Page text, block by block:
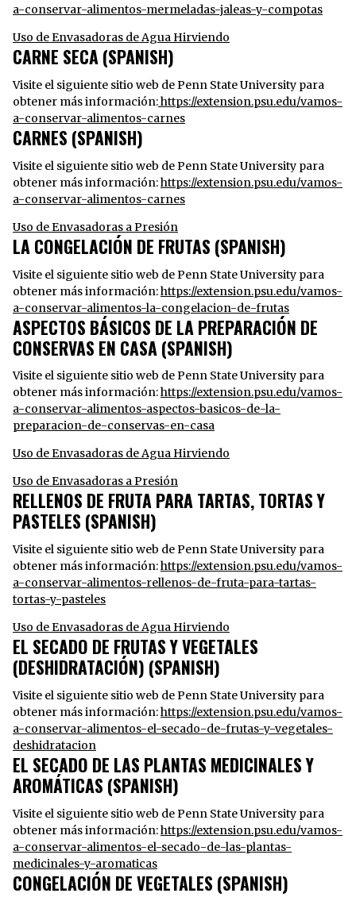
a-conservar-alimentos-mermeladas-jaleas-y-compotas
Uso de Envasadoras de Agua Hirviendo
CARNE SECA (SPANISH)
Visite el siguiente sitio web de Penn State University para
obtener más información:https://extension.psu.edu/vamos-
a-conservar-alimentos-carnes
CARNES (SPANISH)
Visite el siguiente sitio web de Penn State University para
obtener más información:https://extension.psu.edu/vamos-
a-conservar-alimentos-carnes
Uso de Envasadoras a Presión
LA CONGELACIÓN DE FRUTAS (SPANISH)
Visite el siguiente sitio web de Penn State University para
obtener más información:https://extension.psu.edu/vamos-
a-conservar-alimentos-la-congelacion-de-frutas
ASPECTOS BÁSICOS DE LA PREPARACIÓN DE
CONSERVAS EN CASA (SPANISH)
Visite el siguiente sitio web de Penn State University para
obtener más información:https://extension.psu.edu/vamos-
a-conservar-alimentos-aspectos-basicos-de-la-
preparacion-de-conservas-en-casa
Uso de Envasadoras de Agua Hirviendo
Uso de Envasadoras a Presión
RELLENOS DE FRUTA PARA TARTAS, TORTAS Y
PASTELES (SPANISH)
Visite el siguiente sitio web de Penn State University para
obtener más información:https://extension.psu.edu/vamos-
a-conservar-alimentos-rellenos-de-fruta-para-tartas-
tortas-y-pasteles
Uso de Envasadoras de Agua Hirviendo
EL SECADO DE FRUTAS Y VEGETALES
(DESHIDRATACIÓN) (SPANISH)
Visite el siguiente sitio web de Penn State University para
obtener más información:https://extension.psu.edu/vamos-
a-conservar-alimentos-el-secado-de-frutas-y-vegetales-
deshidratacion
EL SECADO DE LAS PLANTAS MEDICINALES Y
AROMÁTICAS (SPANISH)
Visite el siguiente sitio web de Penn State University para
obtener más información:https://extension.psu.edu/vamos-
a-conservar-alimentos-el-secado-de-las-plantas-
medicinales-y-aromaticas
CONGELACIÓN DE VEGETALES (SPANISH)